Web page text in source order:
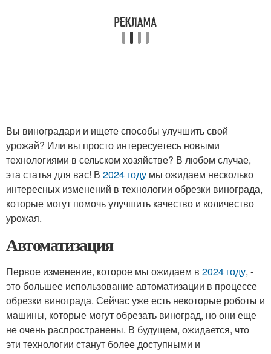
Вы виноградари и ищете способы улучшить свой
урожай? Или вы просто интересуетесь новыми
технологиями в сельском хозяйстве? В любом случае,
эта статья для вас! В 2024 году мы ожидаем несколько
интересных изменений в технологии обрезки винограда,
которые могут помочь улучшить качество и количество
урожая.
Автоматизация
Первое изменение, которое мы ожидаем в 2024 году, -
это большее использование автоматизации в процессе
обрезки винограда. Сейчас уже есть некоторые роботы и
машины, которые могут обрезать виноград, но они еще
не очень распространены. В будущем, ожидается, что
эти технологии станут более доступными и